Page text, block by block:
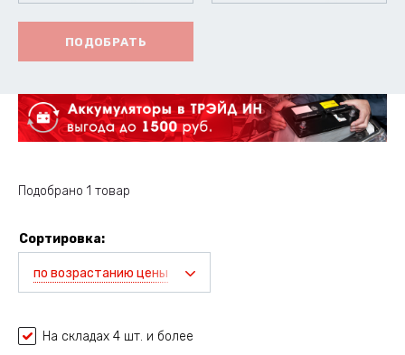
ПОДОБРАТЬ
Подобрано 1 товар
Сортировка:
по возрастанию цены
На складах 4 шт. и более